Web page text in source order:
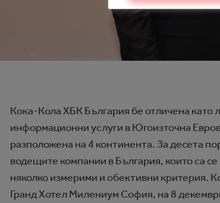
Кока-Кола ХБК България бе отличена като
информационни услуги в Югоизточна
разположена на 4 континента. За десета
водещите компании в България, които са
няколко измерими и обективни критерия.
Гранд Хотел Милениум София, на 8